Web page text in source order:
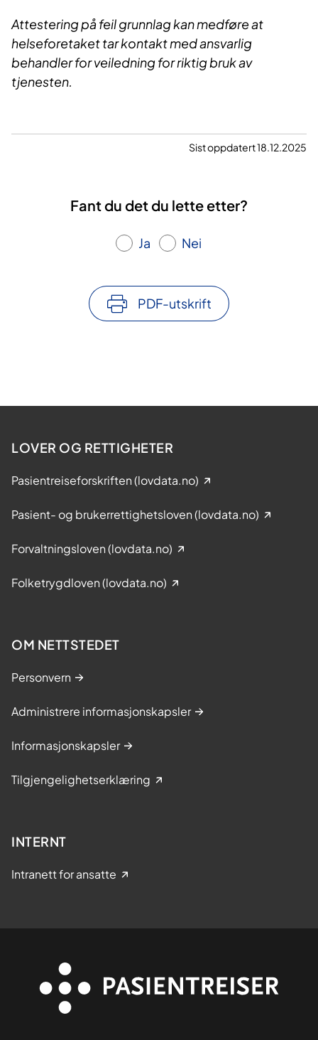
Attestering på feil grunnlag kan medføre at
helseforetaket tar kontakt med ansvarlig
behandler for veiledning for riktig bruk av
tjenesten.
Sist oppdatert 18.12.2025
Fant du det du lette etter?
Ja Nei
PDF-utskrift
LOVER OG RETTIGHETER
Pasientreiseforskriften (lovdata.no)
Pasient- og brukerrettighetsloven (lovdata.no)
Forvaltningsloven (lovdata.no)
Folketrygdloven (lovdata.no)
OM NETTSTEDET
Personvern
Administrere informasjonskapsler
Informasjonskapsler
Tilgjengelighetserklæring
INTERNT
Intranett for ansatte